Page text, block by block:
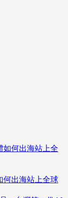
何出海站上全球